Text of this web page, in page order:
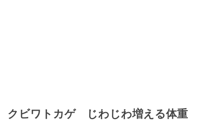
クビワトカゲ じわじわ増える体重